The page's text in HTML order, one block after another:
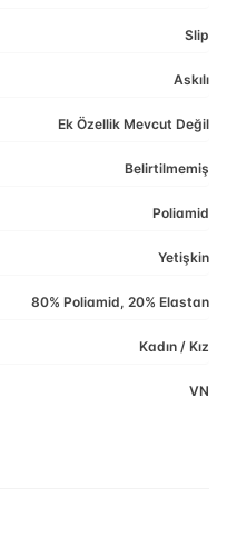
Slip
Askılı
Ek Özellik Mevcut Değil
Belirtilmemiş
Poliamid
Yetişkin
80% Poliamid, 20% Elastan
Kadın / Kız
VN